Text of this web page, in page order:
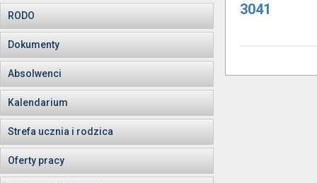
RODO
Dokumenty
Absolwenci
Kalendarium
Strefa ucznia i rodzica
Oferty pracy
3041